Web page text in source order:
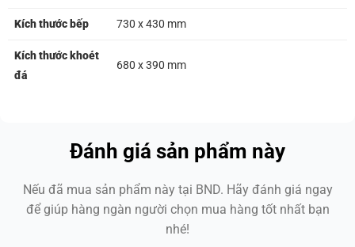
Kích thước bếp 730 x 430 mm
Kích thước khoét
đá
680 x 390 mm
Đánh giá sản phẩm này
Nếu đã mua sản phẩm này tại BND. Hãy đánh giá ngay
để giúp hàng ngàn người chọn mua hàng tốt nhất bạn
nhé!